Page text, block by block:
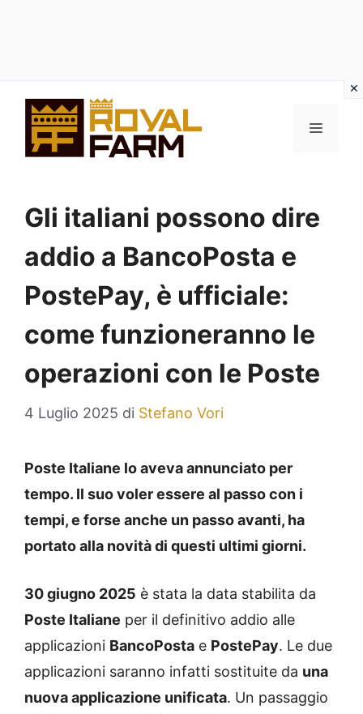
contenuto
MENU
Gli italiani possono dire
addio a BancoPosta e
PostePay, è ufficiale:
come funzioneranno le
operazioni con le Poste
4 Luglio 2025 di Stefano Vori
Poste Italiane lo aveva annunciato per
tempo. Il suo voler essere al passo con i
tempi, e forse anche un passo avanti, ha
portato alla novità di questi ultimi giorni.
30 giugno 2025 è stata la data stabilita da
Poste Italiane per il definitivo addio alle
applicazioni BancoPosta e PostePay. Le due
applicazioni saranno infatti sostituite da una
nuova applicazione unificata. Un passaggio